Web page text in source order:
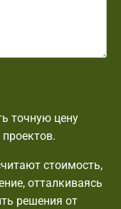
точную цену
стоимость,
отталкиваясь
решения от